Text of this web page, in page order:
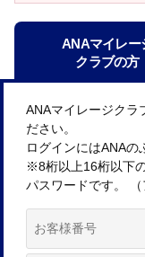
ANAマイレー
クラブの方
ANAマイレージクラ
ださい。
ログインにはANAの
※8桁以上16桁以下
パスワードです。 （